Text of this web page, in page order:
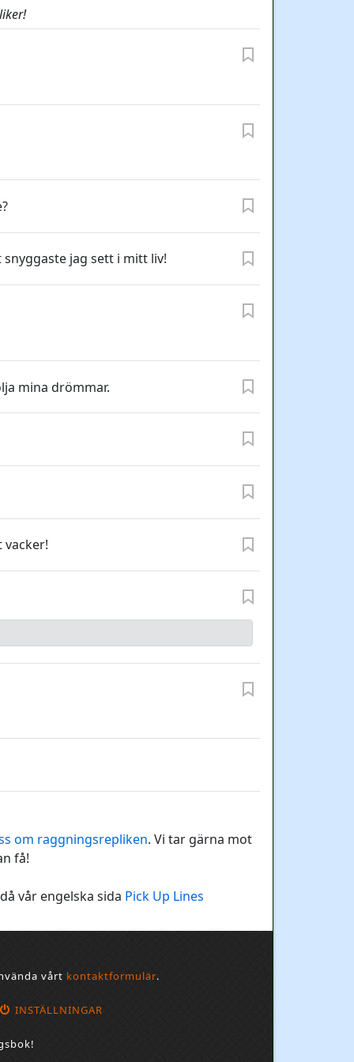
jag sett i mitt liv!
mina drömmar.
vacker!
om raggningsrepliken. Vi tar gärna mot
få!
vår engelska sida Pick Up Lines
vårt kontaktformulär.
INSTÄLLNINGAR